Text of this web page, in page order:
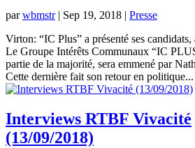
parwbmstr| Sep 19, 2018 | Presse
Virton: “IC Plus” a présenté ses
Le Groupe Intérêts Communaux “IC
partie de la majorité, sera emmené par
Cette dernière fait son retour en politique...
Interviews RTBF Vivacité
(13/09/2018)